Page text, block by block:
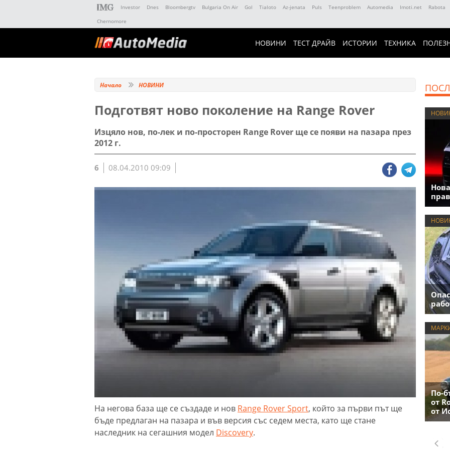
Investor Dnes Bloombergtv Bulgaria On Air Gol Tialoto Az-jenata Puls Teenproblem Automedia Imoti.net Rabota
Chernomore
НОВИНИ ТЕСТ ДРАЙВ ИСТОРИИ ТЕХНИКА
Начало НОВИНИ
Подготвят ново поколение на Range Rover
Изцяло нов, по-лек и по-просторен Range Rover ще се появи на пазара през
2012 г.
6 08.04.2010 09:09
На негова база ще се създаде и нов Range Rover Sport, който за първи път ще
бъде предлаган на пазара и във версия със седем места, като ще стане
наследник на сегашния модел Discovery.
По-
от
от